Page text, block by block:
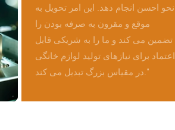
نحو احسن انجام دهد. این امر تحویل به
موقع و مقرون به صرفه بودن را
تضمین می کند و ما را به شریکی قابل
اعتماد برای نیازهای تولید لوازم خانگی
در مقیاس بزرگ تبدیل می کند."